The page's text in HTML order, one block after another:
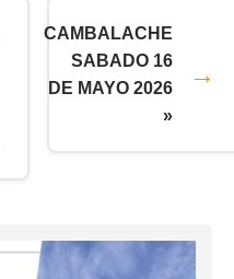
CAMBALACHE
SABADO 16
DE MAYO 2026
»